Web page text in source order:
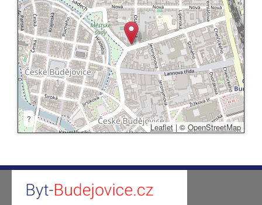
?
Leaflet | © OpenStreetMap